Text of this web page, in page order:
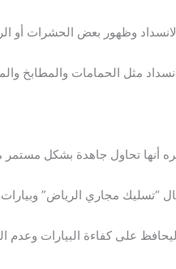
وظهور بعض الحشرات أو
مثل الحمامات والمطابخ
أنها تحاول جاهدة بشكل
“تسليك مجاري الرياض”
على كفاءة البيارات وعدم